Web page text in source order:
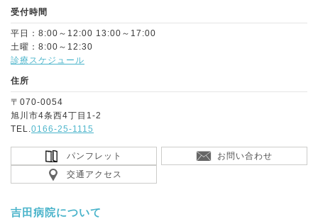
受付時間
平日：8:00～12:00 13:00～17:00
土曜：8:00～12:30
診療スケジュール
住所
〒070-0054
旭川市4条西4丁目1-2
TEL.0166-25-1115
パンフレット
お問い合わせ
交通アクセス
吉田病院について